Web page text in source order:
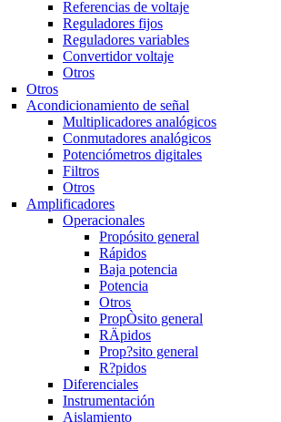
Referencias de voltaje
Reguladores fijos
Reguladores variables
Convertidor voltaje
Otros
Otros
Acondicionamiento de señal
Multiplicadores analógicos
Conmutadores analógicos
Potenciómetros digitales
Filtros
Otros
Amplificadores
Operacionales
Propósito general
Rápidos
Baja potencia
Potencia
Otros
PropÒsito general
RÄpidos
Prop?sito general
R?pidos
Diferenciales
Instrumentación
Aislamiento